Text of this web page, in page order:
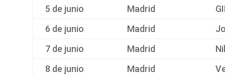
5 de junio
Madrid
6 de junio
Madrid
7 de junio
Madrid
8 de junio
Madrid